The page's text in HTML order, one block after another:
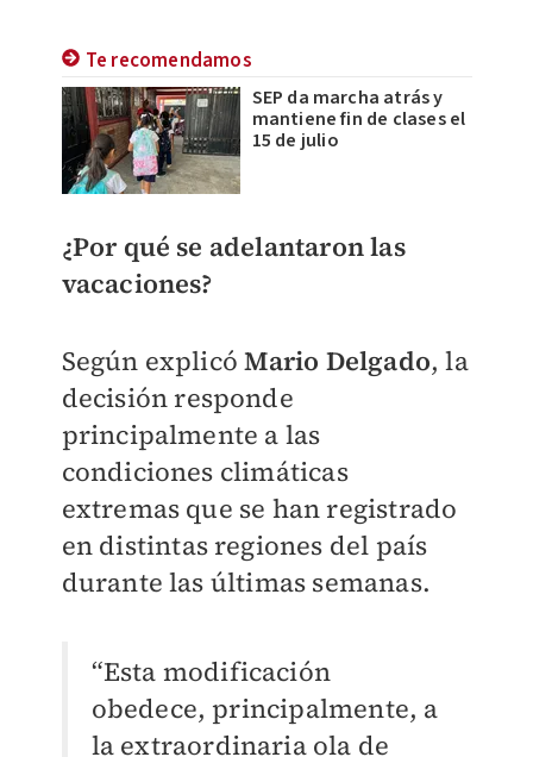
Te recomendamos
SEP da marcha atrás y
mantiene fin de clases el
15 de julio
¿Por qué se adelantaron las
vacaciones?
Según explicóMario Delgado, la
decisión responde
principalmente a las
condiciones climáticas
extremas que se han registrado
en distintas regiones del país
durante las últimas semanas.
“Esta modificación
obedece, principalmente, a
la extraordinaria ola de